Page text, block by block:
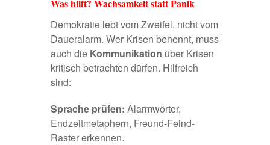
Was hilft? Wachsamkeit statt Panik
Demokratie lebt vom Zweifel, nicht vom
Daueralarm. Wer Krisen benennt, muss
auch die Kommunikation über Krisen
kritisch betrachten dürfen. Hilfreich
sind:
Sprache prüfen: Alarmwörter,
Endzeitmetaphern, Freund-Feind-
Raster erkennen.